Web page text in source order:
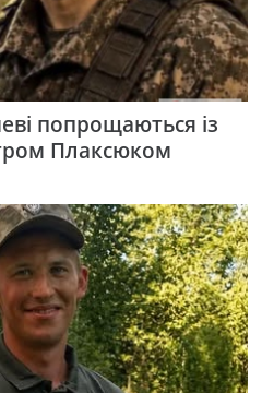
попрощаються із
Плаксюком